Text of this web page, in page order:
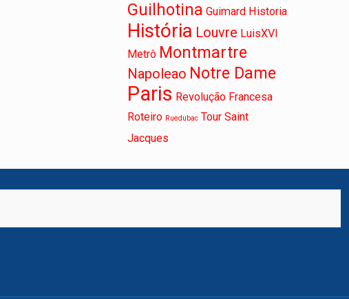
Guilhotina Guimard Historia
História Louvre LuisXVI
Metrô Montmartre
Napoleao Notre Dame
Paris Revolução Francesa
Roteiro Ruedubac Tour Saint
Jacques